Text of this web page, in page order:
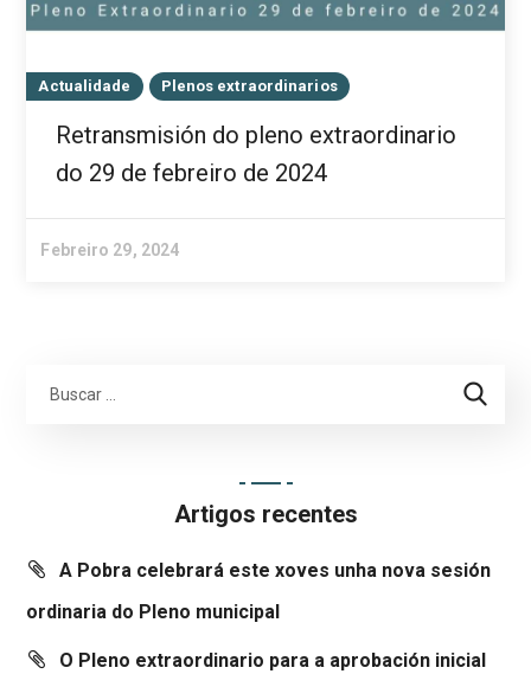
Actualidade Plenos extraordinarios
Retransmisión do pleno extraordinario
do 29 de febreiro de 2024
Febreiro 29, 2024
Artigos recentes
A Pobra celebrará este xoves unha nova sesión
ordinaria do Pleno municipal
O Pleno extraordinario para a aprobación inicial